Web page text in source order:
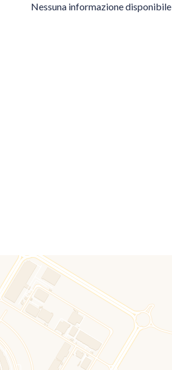
Nessuna informazione disponibile